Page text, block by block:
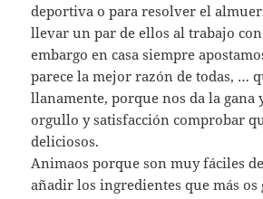
deportiva o para resolver el
llevar un par de ellos al trabajo
embargo en casa siempre
parece la mejor razón de todas, …
llanamente, porque nos da la gana
orgullo y satisfacción comprobar
deliciosos.
Animaos porque son muy fáciles
añadir los ingredientes que más os